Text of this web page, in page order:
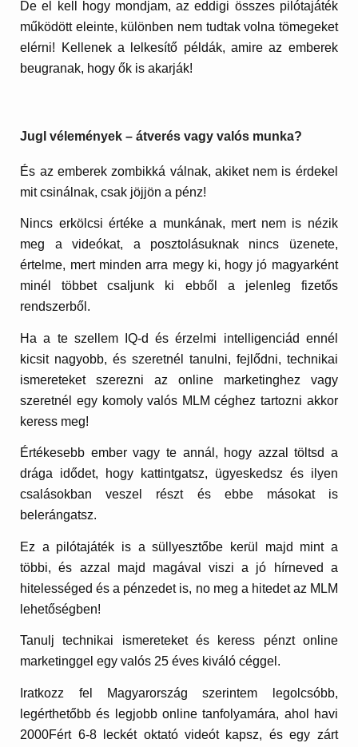
De el kell hogy mondjam, az eddigi összes pilótajáték
működött eleinte, különben nem tudtak volna tömegeket
elérni! Kellenek a lelkesítő példák, amire az emberek
beugranak, hogy ők is akarják!
Jugl vélemények – átverés vagy valós munka?
És az emberek zombikká válnak, akiket nem is érdekel
mit csinálnak, csak jöjjön a pénz!
Nincs erkölcsi értéke a munkának, mert nem is nézik
meg a videókat, a posztolásuknak nincs üzenete,
értelme, mert minden arra megy ki, hogy jó magyarként
minél többet csaljunk ki ebből a jelenleg fizetős
rendszerből.
Ha a te szellem IQ-d és érzelmi intelligenciád ennél
kicsit nagyobb, és szeretnél tanulni, fejlődni, technikai
ismereteket szerezni az online marketinghez vagy
szeretnél egy komoly valós MLM céghez tartozni akkor
keress meg!
Értékesebb ember vagy te annál, hogy azzal töltsd a
drága idődet, hogy kattintgatsz, ügyeskedsz és ilyen
csalásokban veszel részt és ebbe másokat is
belerángatsz.
Ez a pilótajáték is a süllyesztőbe kerül majd mint a
többi, és azzal majd magával viszi a jó hírneved a
hitelességed és a pénzedet is, no meg a hitedet az MLM
lehetőségben!
Tanulj technikai ismereteket és keress pénzt online
marketinggel egy valós 25 éves kiváló céggel.
Iratkozz fel Magyarország szerintem legolcsóbb,
legérthetőbb és legjobb online tanfolyamára, ahol havi
2000Fért 6-8 leckét oktató videót kapsz, és egy zárt